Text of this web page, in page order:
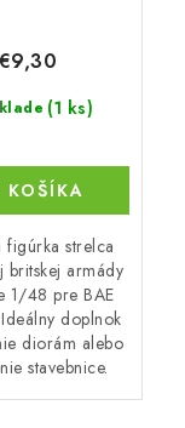
(1 ks)
€9,30
KOŠÍKA
figúrka strelca
britskej armády
1/48 pre BAE
doplnok
diorám alebo
stavebnice.